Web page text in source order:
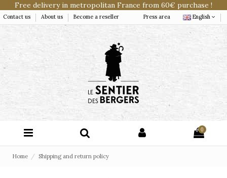
Free delivery in metropolitan France from 60€ purchase !
Contact us About us Become a reseller Press area English
0
Home Shipping and return policy